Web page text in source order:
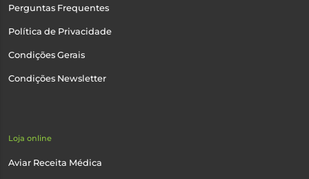
Perguntas Frequentes
Política de Privacidade
Condições Gerais
Condições Newsletter
Loja online
Aviar Receita Médica